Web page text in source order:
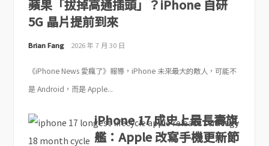
蘋果「拔掉高通插頭」？iPhone 自研
5G 晶片提前到來
Brian Fang 2026 年 7 月 30 日
《iPhone News 愛瘋了》報導，iPhone 未來最大的敵人，可能不
是 Android，而是 Apple...
iPhone 17 成史上最長壽旗
艦：Apple 改寫手機更新節